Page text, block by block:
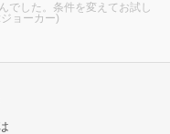
でした。条件を変えてお試し
ョーカー)